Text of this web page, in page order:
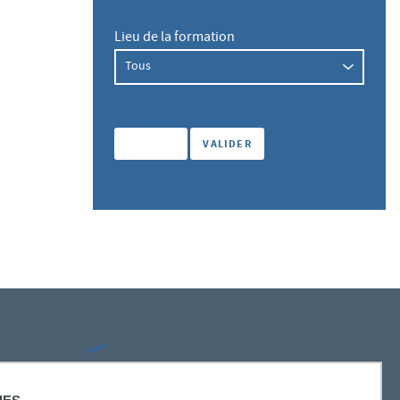
Lieu de la formation